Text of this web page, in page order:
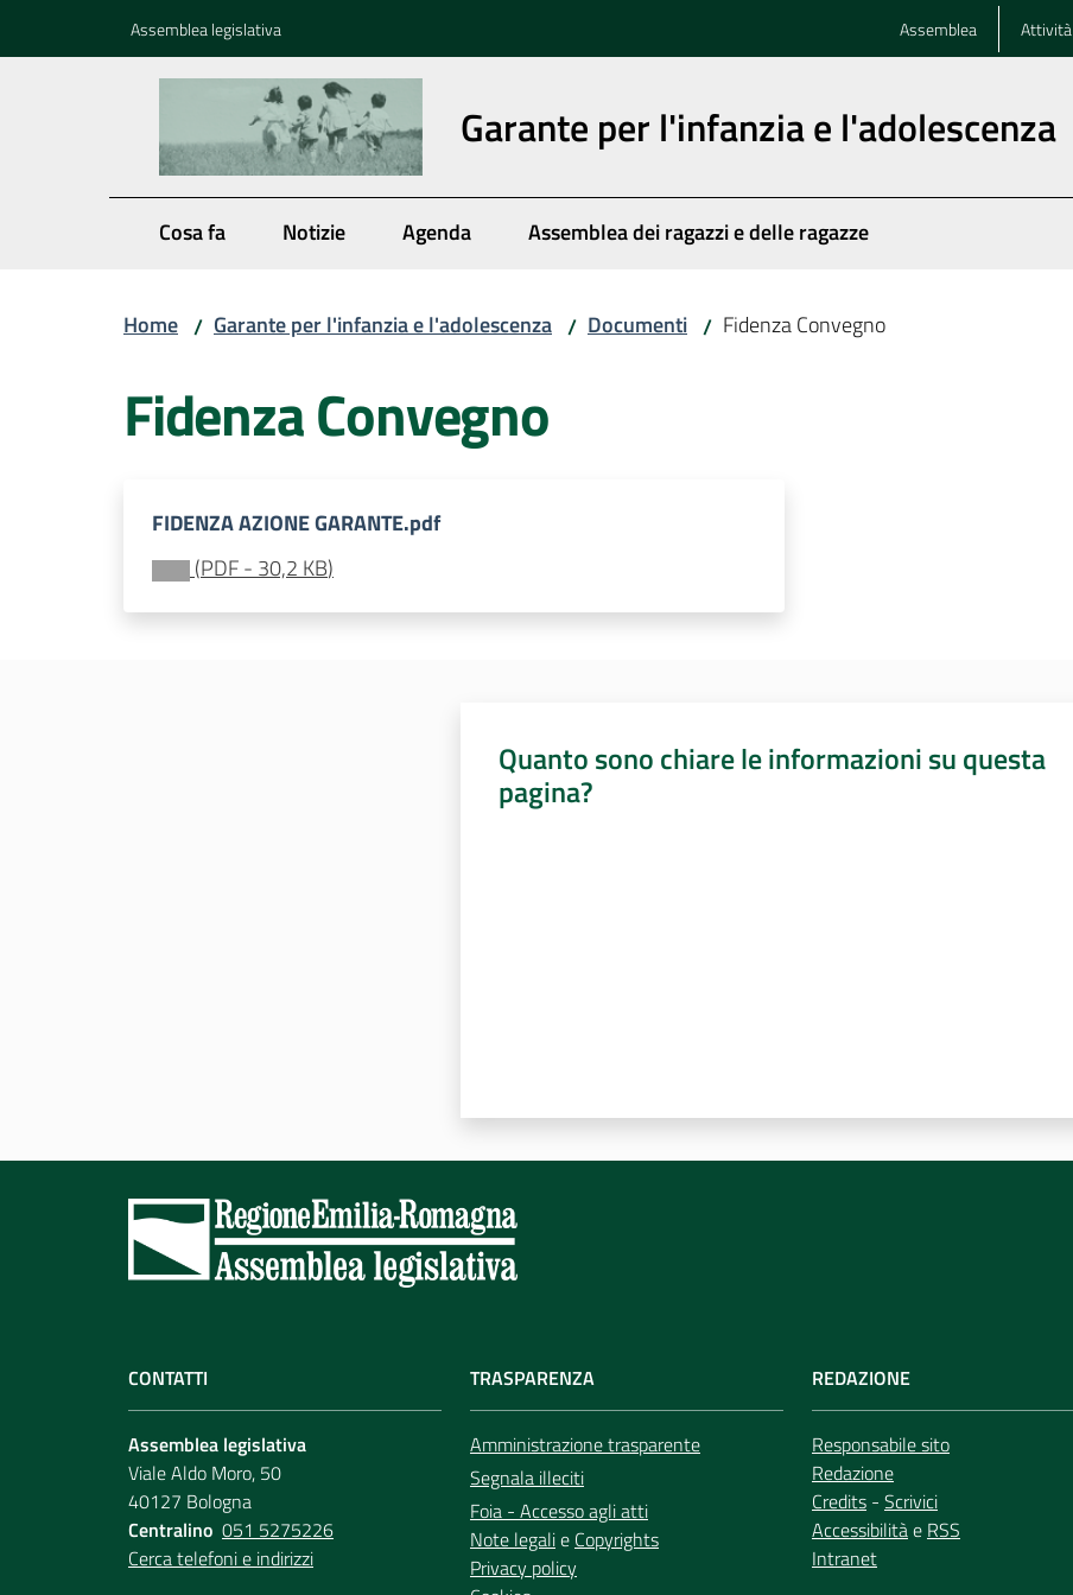
Assemblea legislativa Assemblea Attività
Garante per l'infanzia e l'adolescenza
Cosa fa Notizie Agenda Assemblea dei ragazzi e delle ragazze
Home / Garante per l'infanzia e l'adolescenza / Documenti / Fidenza Convegno
Fidenza Convegno
FIDENZA AZIONE GARANTE.pdf
(PDF- 30,2 KB)
Quanto sono chiare le informazioni su questa
pagina?
CONTATTI
Assemblea legislativa
Viale Aldo Moro, 50
40127 Bologna
Centralino 051 5275226
Cerca telefoni e indirizzi
TRASPARENZA
Amministrazione trasparente
Segnala illeciti
Foia - Accesso agli atti
Note legalie Copyrights
Privacy policy
REDAZIONE
Responsabile sito
Redazione
Credits - Scrivici
Accessibilitàe RSS
Intranet